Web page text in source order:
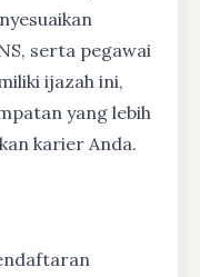
serta pegawai
ijazah ini,
yang lebih
karier Anda.